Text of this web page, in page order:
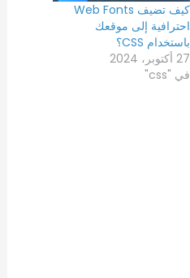
كيف تضيف Web Fonts
احترافية إلى موقعك
باستخدام CSS؟
27 أكتوبر، 2024
في "css"